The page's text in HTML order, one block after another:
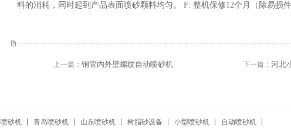
料的消耗，同时起到产品表面喷砂颗料均匀。 F: 整机保修12个月（除易损
上一篇：钢管内外壁螺纹自动喷砂机 下一篇：河北
喷砂机 青岛喷砂机 山东喷砂机 树脂砂设备 小型喷砂机 自动喷砂机